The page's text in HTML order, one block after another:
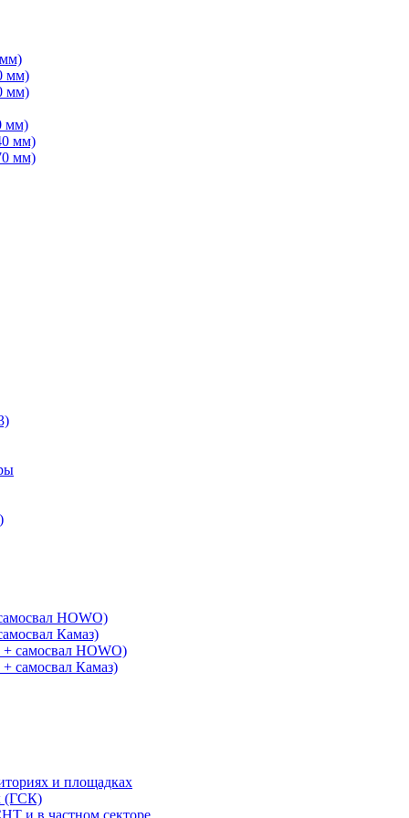
мм)
мм)
мм)
мм)
мм)
HOWO)
Камаз)
самосвал HOWO)
самосвал Камаз)
и площадках
(ГСК)
и в частном секторе